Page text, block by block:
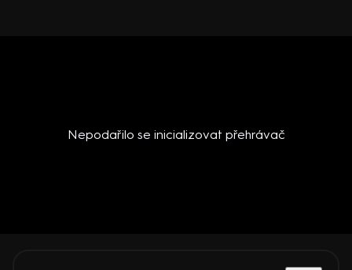
Nepodařilo se inicializovat přehrávač